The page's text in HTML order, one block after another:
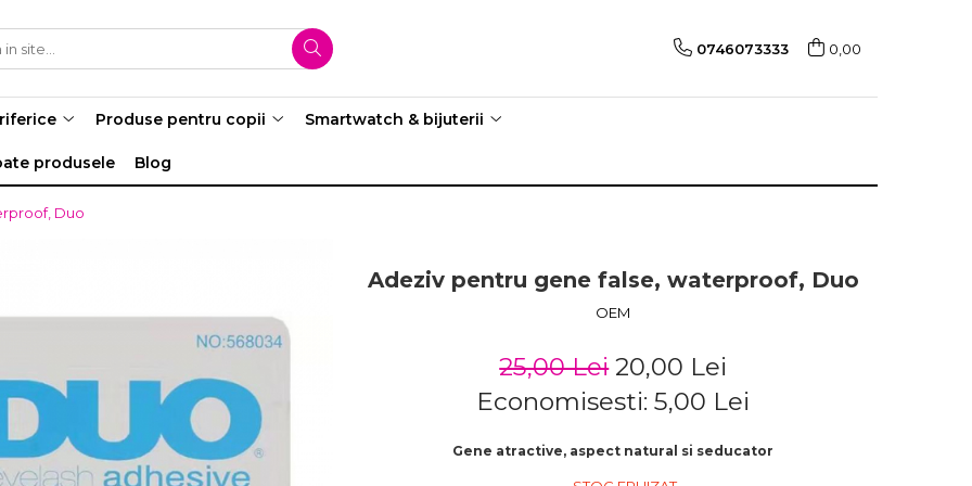
0746073333 0,00
Produse pentru copii Smartwatch & bijuterii
produsele Blog
Duo
Adeziv pentru gene false, waterproof, Duo
OEM
25,00 Lei 20,00 Lei
Economisesti:5,00 Lei
Gene atractive, aspect natural si seducator